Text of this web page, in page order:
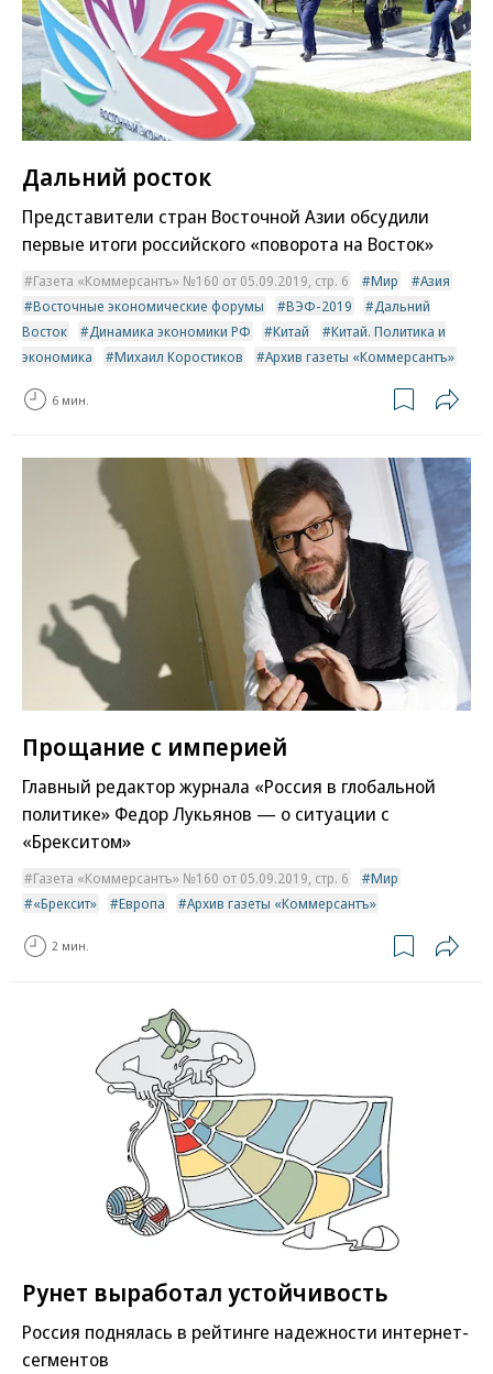
Дальний росток
Представители стран Восточной Азии обсудили
первые итоги российского «поворота на Восток»
Газета «Коммерсантъ» №160 от 05.09.2019, стр. 6 Мир
Азия
Восточные экономические форумы
ВЭФ-2019
Дальний
Восток
Динамика экономики РФ Китай
Китай. Политика и
экономика
Михаил Коростиков Архив газеты «Коммерсантъ»
6 мин.
Прощание с империей
Главный редактор журнала «Россия в глобальной
политике» Федор Лукьянов — о ситуации с
«Брекситом»
Газета «Коммерсантъ» №160 от 05.09.2019, стр. 6
Мир
«Брексит»
Европа Архив газеты «Коммерсантъ»
2 мин.
Рунет выработал устойчивость
Россия поднялась в рейтинге надежности интернет-
сегментов